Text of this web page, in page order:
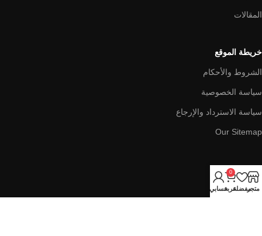
المقالات
خريطة الموقع
الشروط والأحكام
سياسة الخصوصية
سياسة الاسترداد والإرجاع
Our Sitemap
اشهر الفئات
إضاءة حائط
متجرمفضلة
0
عربةحسابي